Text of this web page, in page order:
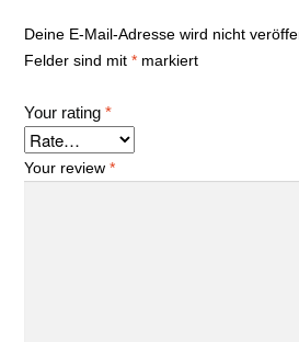
Deine E-Mail-Adresse wird nicht
Felder sind mit * markiert
Your rating *
Your review *